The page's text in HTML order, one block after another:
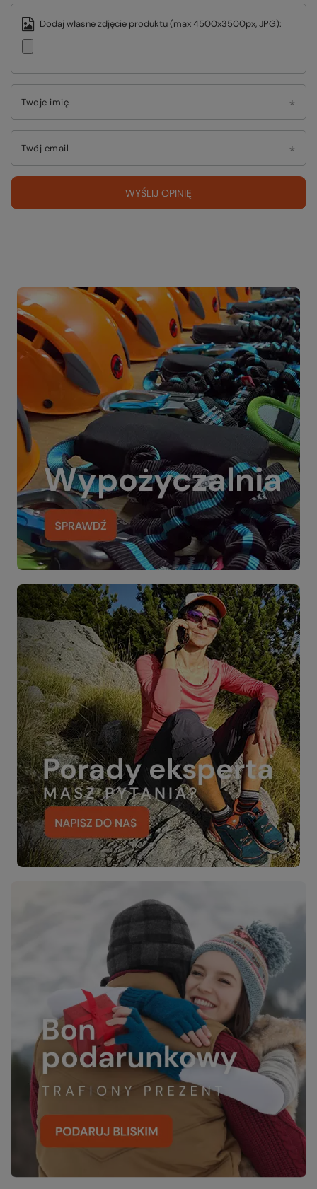
Dodaj własne zdjęcie produktu (max 4500x3500px, JPG):
Twoje imię
Twój email
WYŚLIJ OPINIĘ